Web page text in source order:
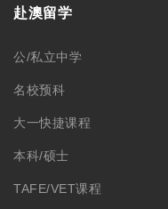
赴澳留学
公/私立中学
名校预科
大一快捷课程
本科/硕士
TAFE/VET课程